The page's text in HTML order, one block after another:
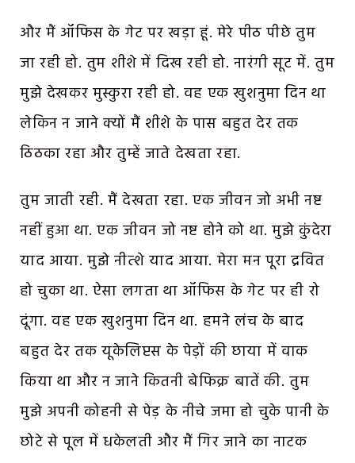
और मैं ऑफिस के गेट पर खड़ा हूं. मेरे पीठ पीछे तुम
जा रही हो. तुम शीशे में दिख रही हो. नारंगी सूट में. तुम
मुझे देखकर मुस्कुरा रही हो. वह एक खुशनुमा दिन था
लेकिन न जाने क्यों मैं शीशे के पास बहुत देर तक
ठिठका रहा और तुम्हें जाते देखता रहा.
तुम जाती रही. मैं देखता रहा. एक जीवन जो अभी नष्ट
नहीं हुआ था. एक जीवन जो नष्ट होने को था. मुझे कुंदेरा
याद आया. मुझे नीत्शे याद आया. मेरा मन पूरा द्रवित
हो चुका था. ऐसा लगता था ऑफिस के गेट पर ही रो
दूंगा. वह एक खुशनुमा दिन था. हमने लंच के बाद
बहुत देर तक यूकेलिप्टस के पेड़ों की छाया में वाक
किया था और न जाने कितनी बेफिक्र बातें की. तुम
मुझे अपनी कोहनी से पेड़ के नीचे जमा हो चुके पानी के
छोटे से पूल में धकेलती और मैं गिर जाने का नाटक